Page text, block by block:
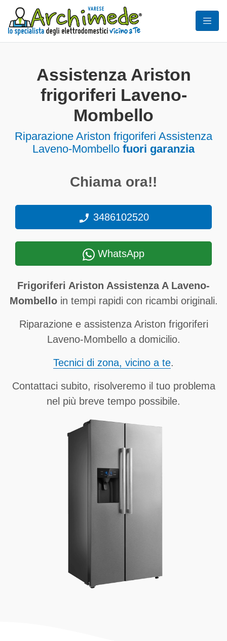
Assistenza Ariston
frigoriferi Laveno-
Mombello
Riparazione Ariston frigoriferi Assistenza
Laveno-Mombello fuori garanzia
Chiama ora!!
3486102520
WhatsApp
Frigoriferi Ariston Assistenza A Laveno-
Mombelloin tempi rapidi con ricambi originali.
Riparazione e assistenza Ariston frigoriferi
Laveno-Mombello a domicilio.
Tecnici di zona, vicino a te.
Contattaci subito, risolveremo il tuo problema
nel più breve tempo possibile.